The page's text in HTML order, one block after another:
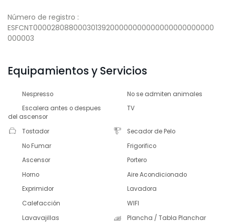
Número de registro :
ESFCNT00002808800030139200000000000000000000000
000003
Equipamientos y Servicios
Nespresso
No se admiten animales
Escalera antes o despues
del ascensor
TV
Tostador
Secador de Pelo
No Fumar
Frigorifico
Ascensor
Portero
Horno
Aire Acondicionado
Exprimidor
Lavadora
Calefacción
WIFI
Lavavajillas
Plancha / Tabla Planchar